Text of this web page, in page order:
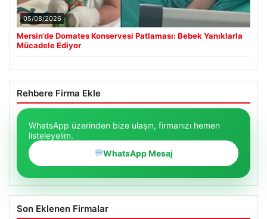
05/08/2026
Mersin’de Domates Konservesi Patlaması: Bebek Yanıklarla
Mücadele Ediyor
Rehbere Firma Ekle
WhatsApp üzerinden bize ulaşın, firmanızı hemen
listeleyelim.
WhatsApp Mesaj
Son Eklenen Firmalar